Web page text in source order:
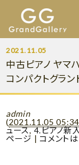
2021.11.05
中古ピアノ ヤ
コンパクトグラン
admin
(2021.11.05 05:34
ュース,4.ピアノ新
ページ |コメント